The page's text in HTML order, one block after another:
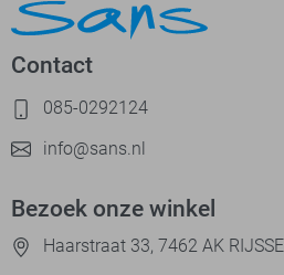
Contact
085-0292124
info@sans.nl
Bezoek onze winkel
Haarstraat 33, 7462 AK